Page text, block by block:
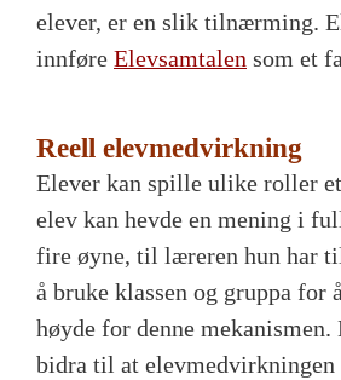
elever, er en slik tilnærming.
innføre Elevsamtalen som et
Reell elevmedvirkning
Elever kan spille ulike roller
elev kan hevde en mening i
fire øyne, til læreren hun har
å bruke klassen og gruppa for
høyde for denne
bidra til at